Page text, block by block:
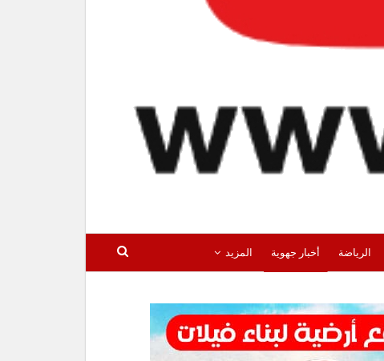
الرياضة أخبار جهوية المزيد